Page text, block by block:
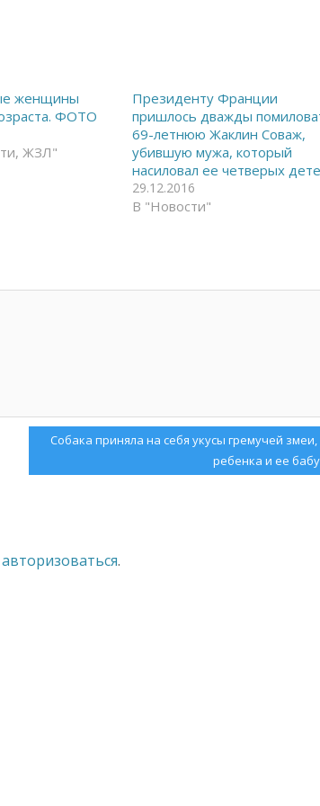
женщины
ФОТО
ЖЗЛ"
Президенту Франции
пришлось дважды
69-летнюю Жаклин Соваж,
убившую мужа, который
насиловал ее четверых
29.12.2016
В "Новости"
Next
Собака приняла на себя укусы гремучей змеи,
ребенка и ее
авторизоваться.